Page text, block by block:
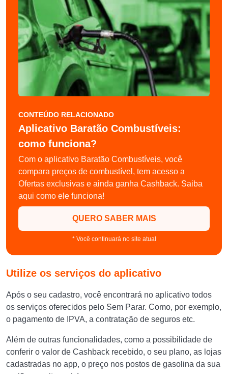
CONTEÚDO RELACIONADO
Aplicativo Baratão Combustíveis:
como funciona?
Com o aplicativo Baratão Combustíveis, você
compara preços de combustível, tem acesso a
Ofertas exclusivas e ainda ganha Cashback. Saiba
aqui como ele funciona!
QUERO SABER MAIS
* Você continuará no site atual
Utilize os serviços do aplicativo
Após o seu cadastro, você encontrará no aplicativo todos
os serviços oferecidos pelo Sem Parar. Como, por exemplo,
o pagamento de IPVA, a contratação de seguros etc.
Além de outras funcionalidades, como a possibilidade de
conferir o valor de Cashback recebido, o seu plano, as lojas
cadastradas no app, o preço nos postos de gasolina da sua